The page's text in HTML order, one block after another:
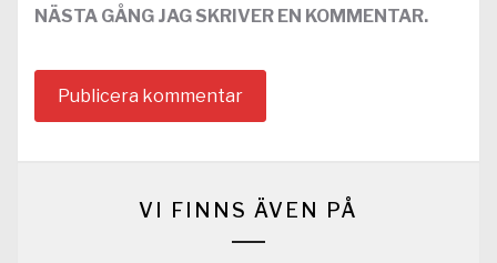
NÄSTA GÅNG JAG SKRIVER EN KOMMENTAR.
VI FINNS ÄVEN PÅ